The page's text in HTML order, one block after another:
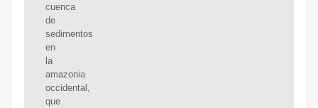
cuenca
de
sedimentos
en
la
amazonia
occidental,
que